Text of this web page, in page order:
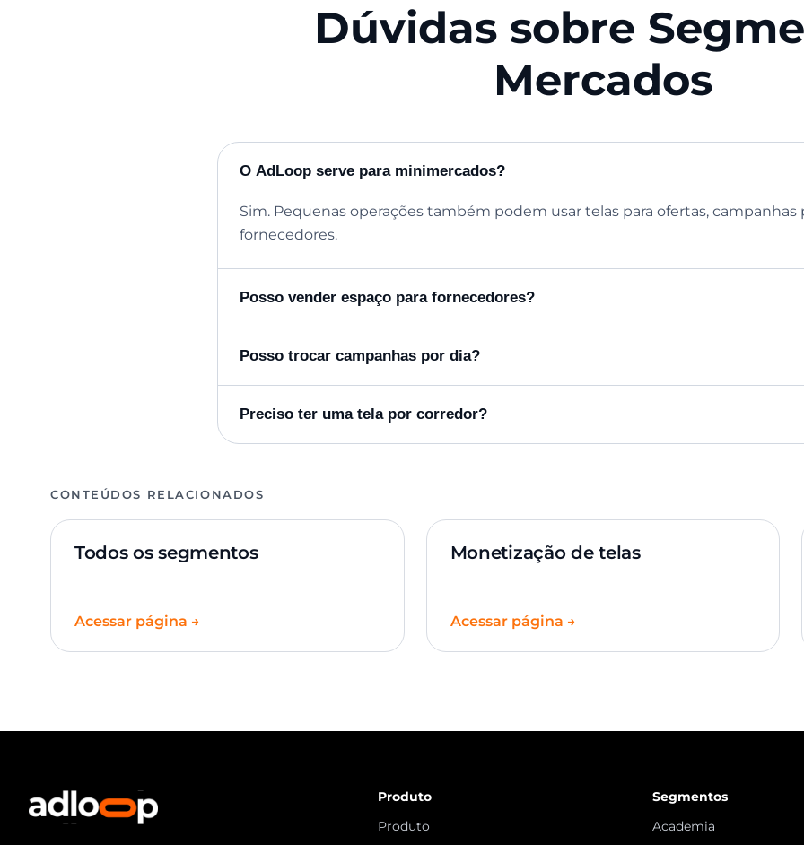
Dúvidas sobre
Mercados
O AdLoop serve para minimercados?
Sim. Pequenas operações também podem usar telas para ofertas, campanhas
fornecedores.
Posso vender espaço para fornecedores?
Posso trocar campanhas por dia?
Preciso ter uma tela por corredor?
CONTEÚDOS RELACIONADOS
Todos os segmentos
Acessar página →
Monetização de telas
Acessar página →
Produto
Produto
Segmentos
Academia